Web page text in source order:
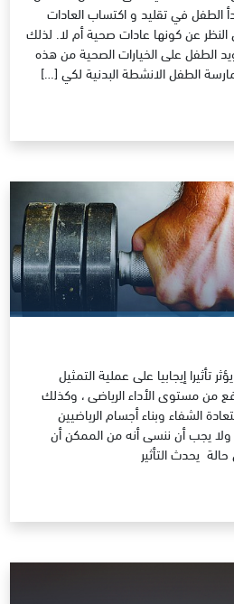
الطفل في تقليد و اكتساب العادات
عن كونها عادات صحية أم لا. لذلك
الطفل على الخيارات الصحية من هذه
الطفل الانشطة البدنية لكي […]
ولا يجب أن ننسى أنه من الممكن أن